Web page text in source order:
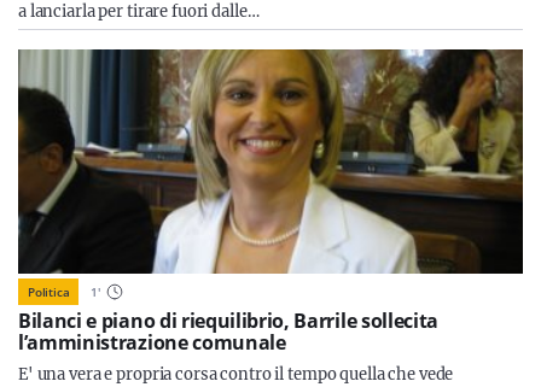
a lanciarla per tirare fuori dalle…
Politica 1'
Bilanci e piano di riequilibrio, Barrile sollecita
l’amministrazione comunale
E' una vera e propria corsa contro il tempo quella che vede